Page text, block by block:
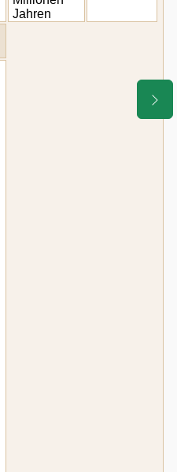
Jahren